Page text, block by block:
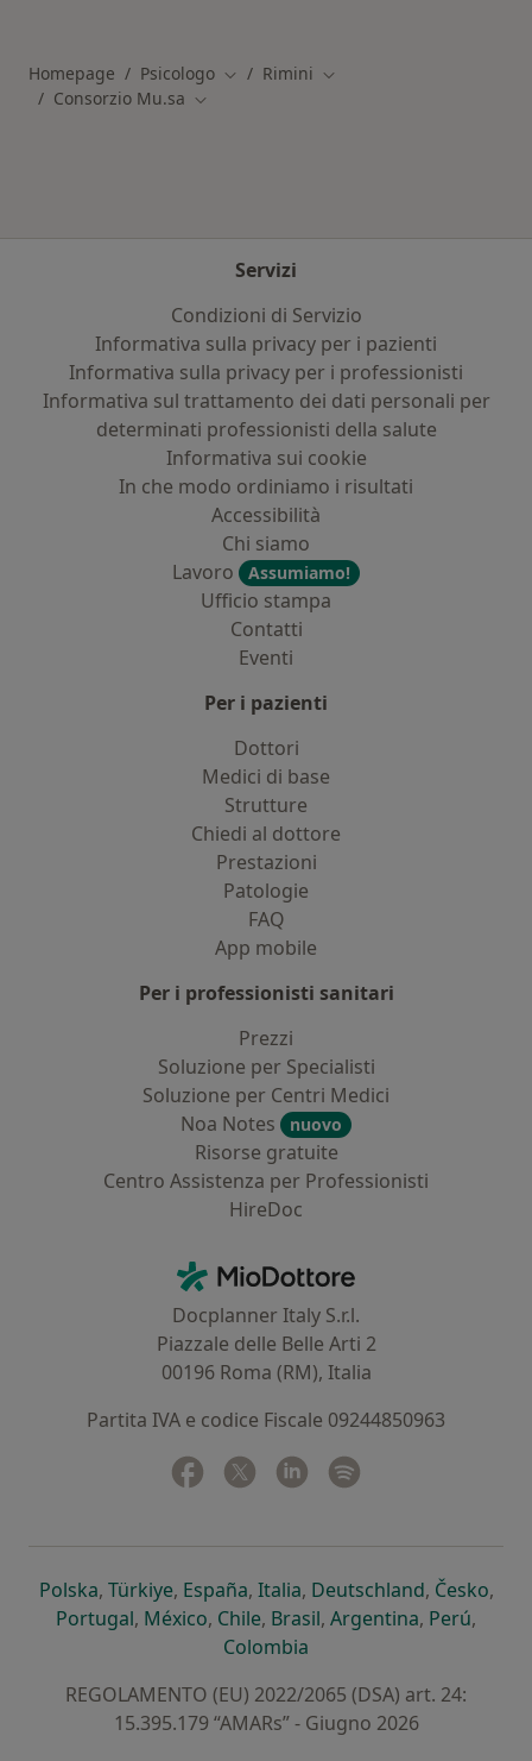
Homepage Psicologo Cambia città
Rimini Cambia città
Consorzio Mu.sa Cambia città
Servizi
Condizioni di Servizio
Informativa sulla privacy per i pazienti
Informativa sulla privacy per i professionisti
Informativa sul trattamento dei dati personali per
determinati professionisti della salute
Informativa sui cookie
In che modo ordiniamo i risultati
Accessibilità
Chi siamo
Lavoro
Assumiamo!
Ufficio stampa
Contatti
Eventi
Per i pazienti
Dottori
Medici di base
Strutture
Chiedi al dottore
Prestazioni
Patologie
FAQ
App mobile
Per i professionisti sanitari
Prezzi
Soluzione per Specialisti
Soluzione per Centri Medici
Noa Notes
nuovo
Risorse gratuite
Centro Assistenza per Professionisti
HireDoc
MioDottore - Homepage
Docplanner Italy S.r.l.
Piazzale delle Belle Arti 2
00196 Roma (RM), Italia
Partita IVA e codice Fiscale 09244850963
Facebook
si apre in una nuova scheda
Twitter
si apre in una nuova scheda
Linkedin
si apre in una nuova
Polskasi apre in una nuova scheda
, Türkiyesi apre in una nuova scheda
, Españasi apre in una nuova scheda
, Italiasi apre in una nuova
, Deutschlandsi apre in
, Českosi
,
Portugalsi apre in una nuova scheda
, Méxicosi apre in una nuova scheda
, Chilesi apre in una nuova scheda
, Brasilsi apre in una nuova
, Argentinasi apre in
, Perúsi
,
Colombia
REGOLAMENTO (EU) 2022/2065 (DSA) art. 24:
15.395.179 “AMARs” - Giugno 2026